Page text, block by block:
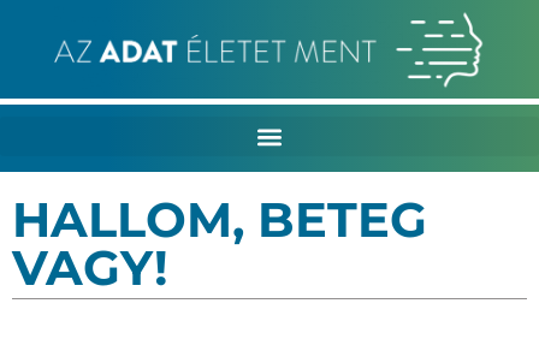
HALLOM, BETEG
VAGY!